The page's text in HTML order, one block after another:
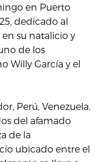
en Puerto
dedicado al
su natalicio y
de los
Willy García y el
Perú, Venezuela,
del afamado
de la
ubicado entre el